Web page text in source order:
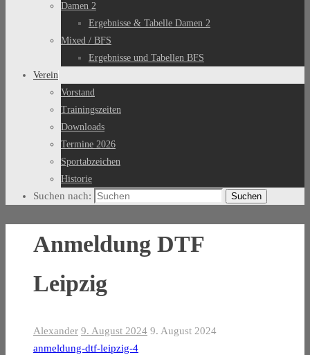
Damen 2
Ergebnisse & Tabelle Damen 2
Mixed / BFS
Ergebnisse und Tabellen BFS
Verein
Vorstand
Trainingszeiten
Downloads
Termine 2026
Sportabzeichen
Historie
Suchen nach: Suchen
Anmeldung DTF
Leipzig
Alexander 9. August 2024 9. August 2024
anmeldung-dtf-leipzig-4